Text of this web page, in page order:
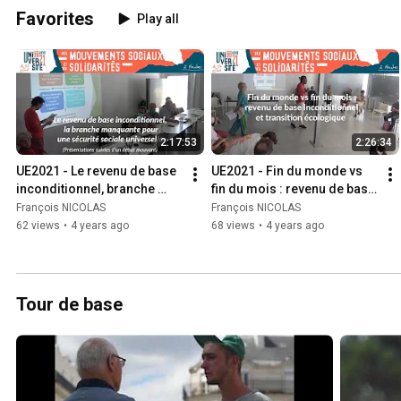
Favorites Play all
2:17:53
UE2021 - Le revenu de base
inconditionnel, branche
manquante pour une
sécurité sociale universelle
François NICOLAS
62 views • 4 years ago
2:26:34
UE2021 - Fin du monde vs
fin du mois : revenu de base
inconditionnel et transition
écologique
François NICOLAS
68 views • 4 years ago
Tour de base